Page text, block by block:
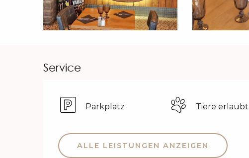
Service
Parkplatz Tiere erlaubt
ALLE LEISTUNGEN ANZEIGEN